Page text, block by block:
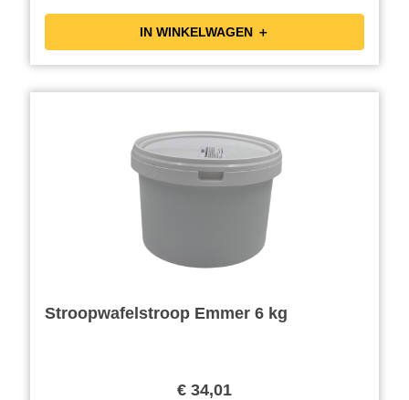
IN WINKELWAGEN ＋
Stroopwafelstroop Emmer 6 kg
€ 34,01